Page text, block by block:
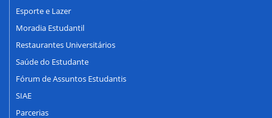
Esporte e Lazer
Moradia Estudantil
Restaurantes Universitários
Saúde do Estudante
Fórum de Assuntos Estudantis
SIAE
Parcerias